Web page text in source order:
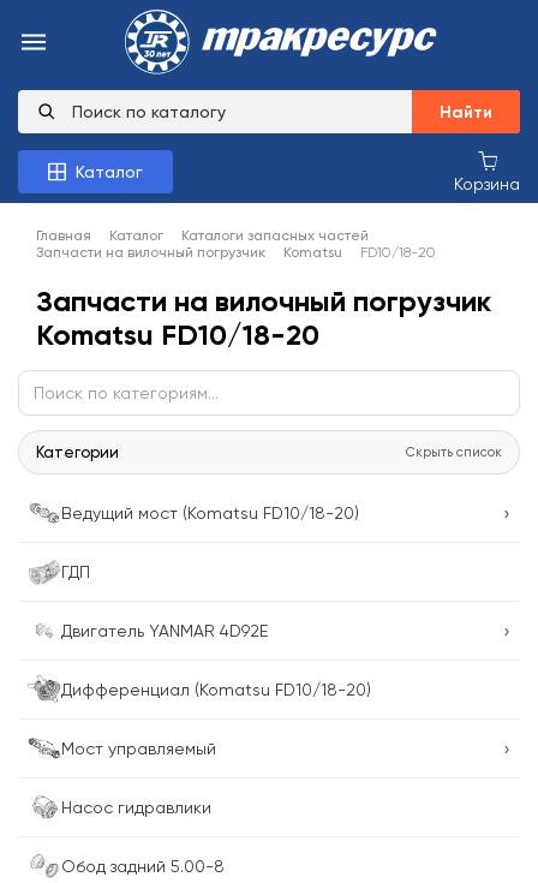
Найти
Каталог
Корзина
Главная Каталог
Каталоги запасных частей
Запчасти на вилочный погрузчик
Komatsu FD10/18-20
Запчасти на вилочный погрузчик
Komatsu FD10/18-20
Категории Скрыть список
Ведущий мост (Komatsu FD10/18-20) ›
ГДП
Двигатель YANMAR 4D92E ›
Дифференциал (Komatsu FD10/18-20)
Мост управляемый ›
Насос гидравлики
Обод задний 5.00-8